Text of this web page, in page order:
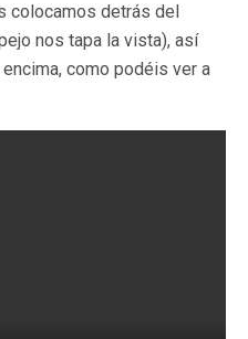
colocamos detrás del
nos tapa la vista), así
como podéis ver a